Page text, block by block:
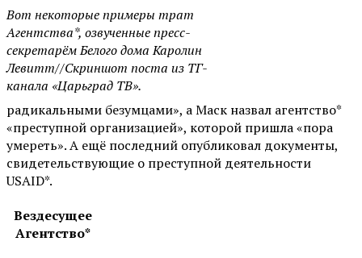
Вот некоторые примеры трат
Агентства*, озвученные пресс-
секретарём Белого дома Каролин
Левитт//Скриншот поста из ТГ-
канала «Царьград ТВ».
радикальными безумцами», а Маск назвал агентство*
«преступной организацией», которой пришла «пора
умереть». А ещё последний опубликовал документы,
свидетельствующие о преступной деятельности
USAID*.
Вездесущее
Агентство*